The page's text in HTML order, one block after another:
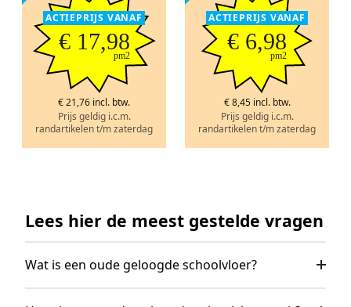
ACTIEPRIJS VANAF
€ 17,98
pm2
€ 21,76 incl. btw.
Prijs geldig i.c.m.
randartikelen t/m zaterdag
ACTIEPRIJS VANAF
€ 6,98
pm2
€ 8,45 incl. btw.
Prijs geldig i.c.m.
randartikelen t/m zaterdag
Lees hier de meest gestelde vragen
Wat is een oude geloogde schoolvloer?